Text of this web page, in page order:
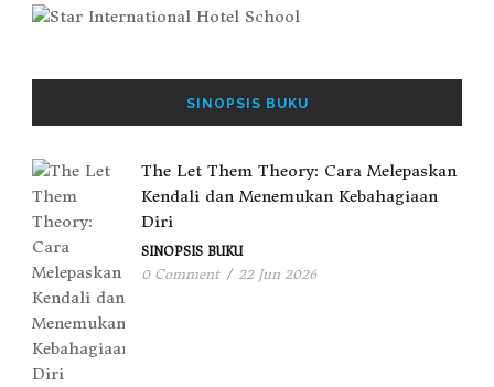
SINOPSIS BUKU
The Let Them Theory: Cara Melepaskan
Kendali dan Menemukan Kebahagiaan
Diri
SINOPSIS BUKU
0 Comment / 22 Jun 2026